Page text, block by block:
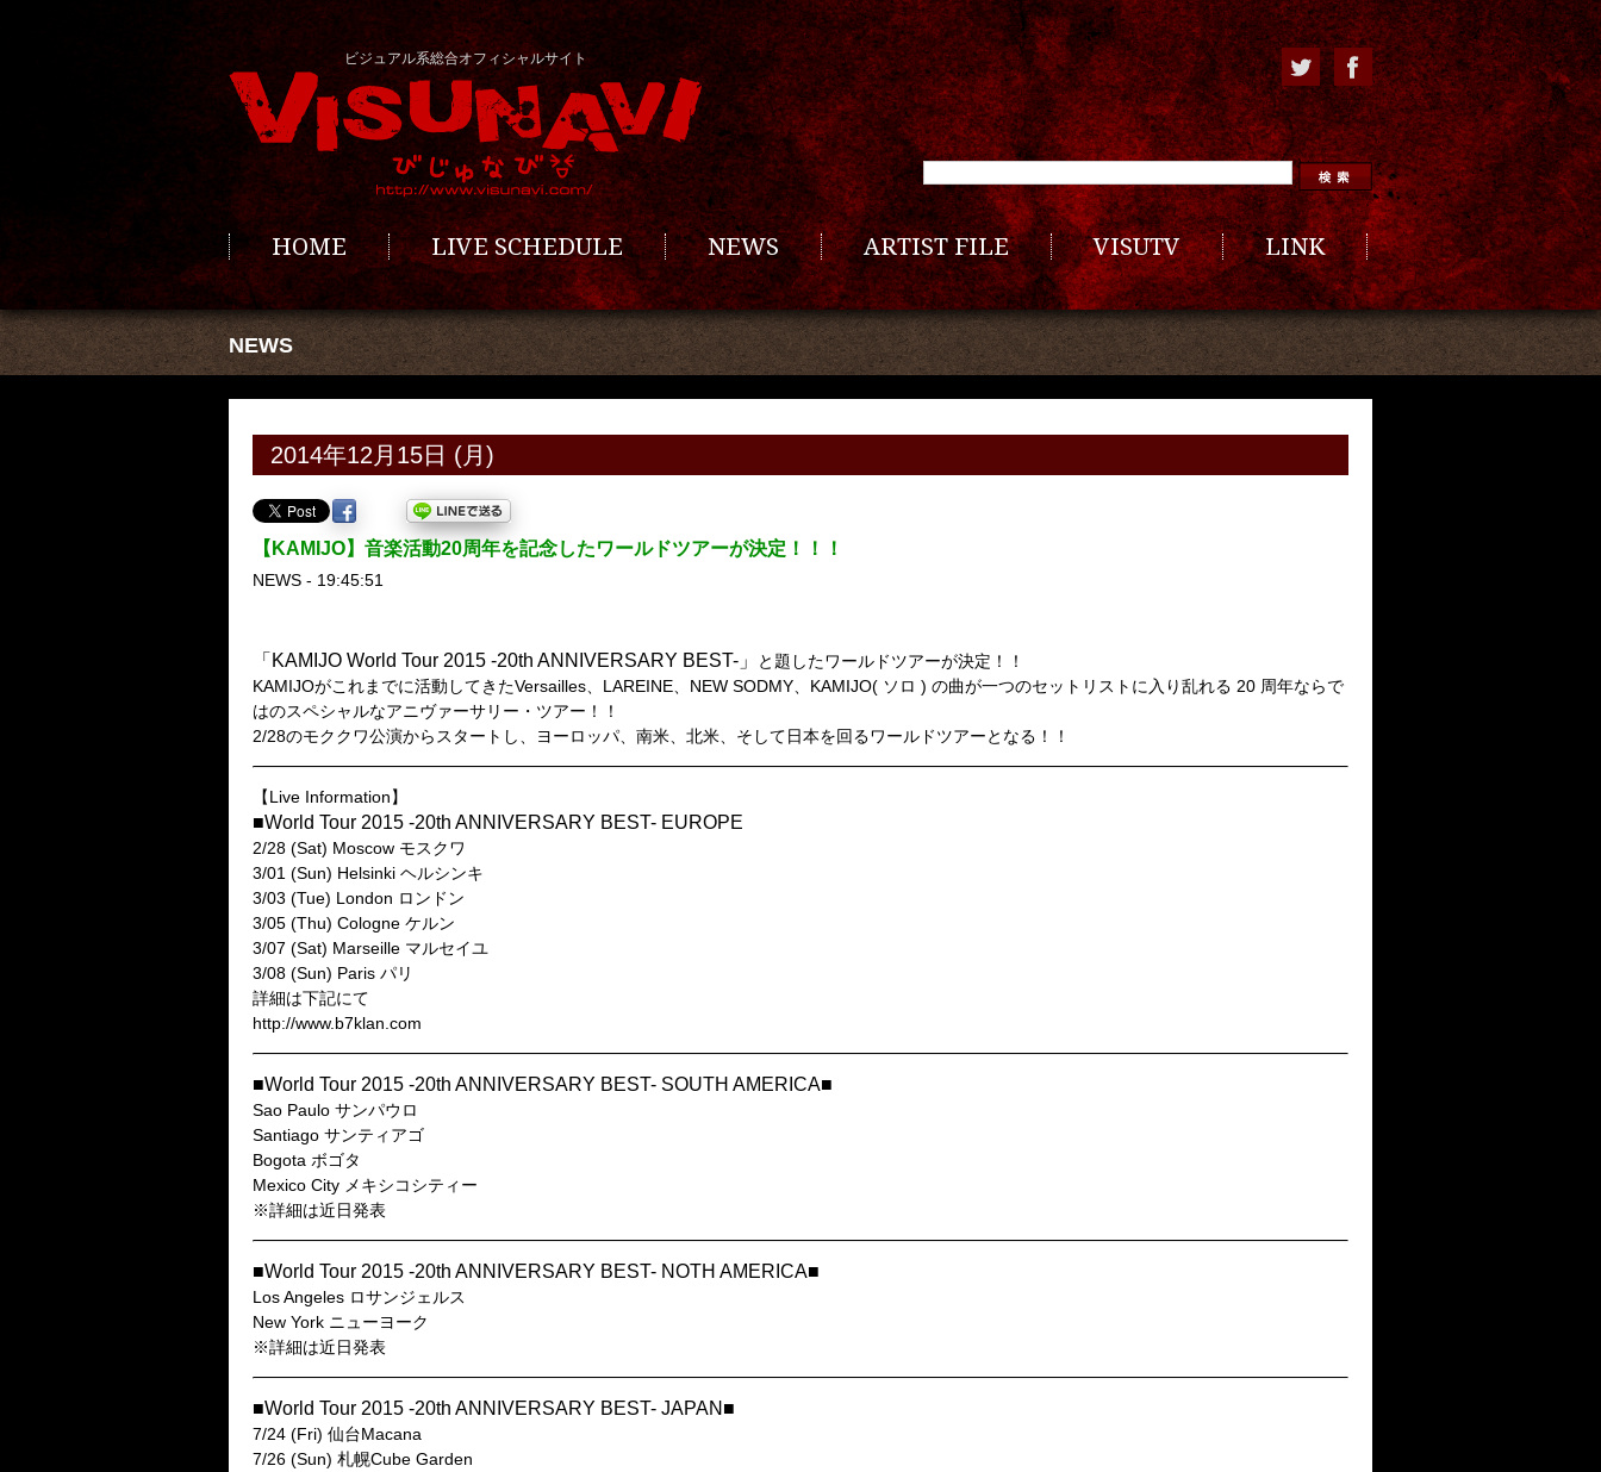
ビジュアル系総合オフィシャルサイト
HOME LIVE SCHEDULE NEWS ARTIST FILE VISUTV LINK
NEWS
2014年12月15日 (月)
【KAMIJO】音楽活動20周年を記念したワールドツアーが決定！！！
NEWS - 19:45:51
「KAMIJO World Tour 2015 -20th ANNIVERSARY BEST-」
と題したワールドツアーが決定！！
KAMIJOがこれまでに活動してきたVersailles、LAREINE、NEW SODMY、KAMIJO( ソロ ) の曲が一つのセットリストに入り乱れる 20 周年ならで
はのスペシャルなアニヴァーサリー・ツアー！！
2/28のモククワ公演からスタートし、ヨーロッパ、南米、北米、そして日本を回るワールドツアーとなる！！
【Live Information】
■World Tour 2015 -20th ANNIVERSARY BEST- EUROPE
2/28 (Sat) Moscow モスクワ
3/01 (Sun) Helsinki ヘルシンキ
3/03 (Tue) London ロンドン
3/05 (Thu) Cologne ケルン
3/07 (Sat) Marseille マルセイユ
3/08 (Sun) Paris パリ
詳細は下記にて
http://www.b7klan.com
■World Tour 2015 -20th ANNIVERSARY BEST- SOUTH AMERICA■
Sao Paulo サンパウロ
Santiago サンティアゴ
Bogota ボゴタ
Mexico City メキシコシティー
※詳細は近日発表
■World Tour 2015 -20th ANNIVERSARY BEST- NOTH AMERICA■
Los Angeles ロサンジェルス
New York ニューヨーク
※詳細は近日発表
■World Tour 2015 -20th ANNIVERSARY BEST- JAPAN■
7/24 (Fri) 仙台Macana
7/26 (Sun) 札幌Cube Garden